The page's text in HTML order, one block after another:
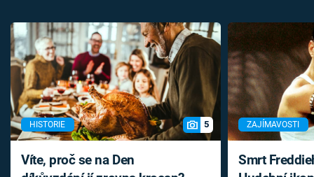
HISTORIE 5
Víte, proč se na Den
ZAJÍMAVOSTI
Smrt